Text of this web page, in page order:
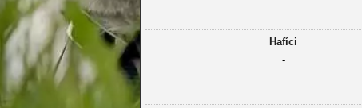
Hafíci
-